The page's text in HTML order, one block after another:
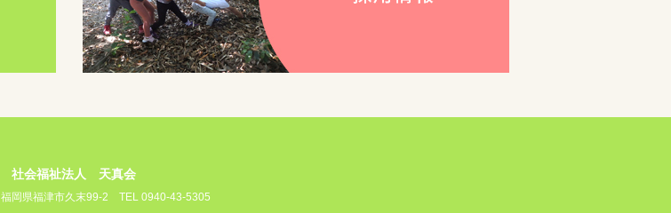
社会福祉法人 天真会
福岡県福津市久末99-2
TEL 0940-43-5305